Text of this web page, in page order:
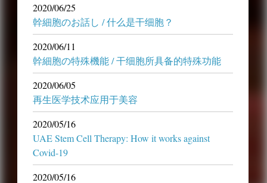
2020/06/25
幹細胞のお話し / 什么是干细胞？
2020/06/11
幹細胞の特殊機能 / 干细胞所具备的特殊功能
2020/06/05
再生医学技术应用于美容
2020/05/16
UAE Stem Cell Therapy: How it works against
Covid-19
2020/05/16